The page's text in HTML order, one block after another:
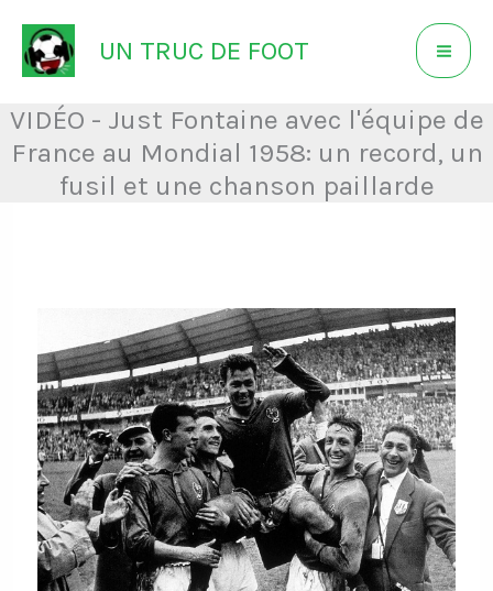
Aller
au
contenu
UN TRUC DE FOOT
VIDÉO - Just Fontaine avec l'équipe de
France au Mondial 1958: un record, un
fusil et une chanson paillarde